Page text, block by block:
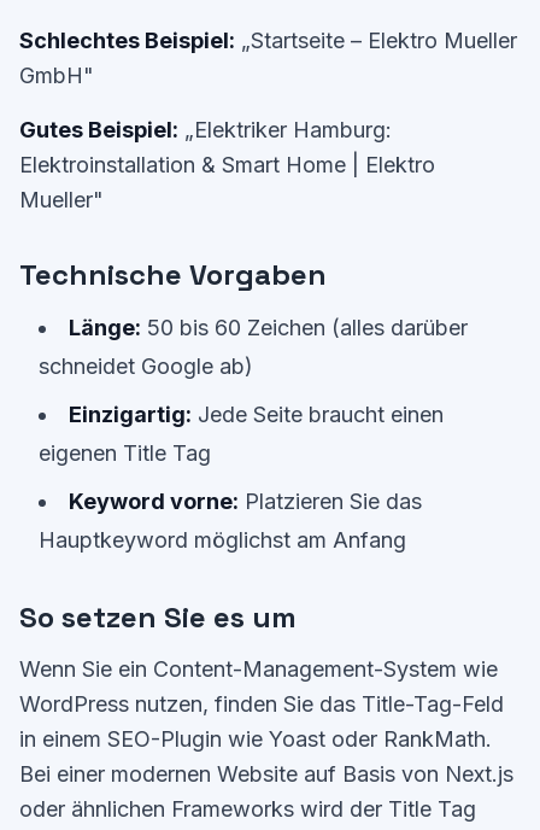
Schlechtes Beispiel: „Startseite – Elektro Mueller
GmbH"
Gutes Beispiel: „Elektriker Hamburg:
Elektroinstallation & Smart Home | Elektro
Mueller"
Technische Vorgaben
Länge: 50 bis 60 Zeichen (alles darüber
schneidet Google ab)
Einzigartig: Jede Seite braucht einen
eigenen Title Tag
Keyword vorne: Platzieren Sie das
Hauptkeyword möglichst am Anfang
So setzen Sie es um
Wenn Sie ein Content-Management-System wie
WordPress nutzen, finden Sie das Title-Tag-Feld
in einem SEO-Plugin wie Yoast oder RankMath.
Bei einer modernen Website auf Basis von Next.js
oder ähnlichen Frameworks wird der Title Tag